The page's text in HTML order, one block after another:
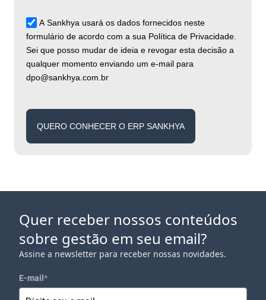
A Sankhya usará os dados fornecidos neste
formulário de acordo com a sua Política de Privacidade.
Sei que posso mudar de ideia e revogar esta decisão a
qualquer momento enviando um e-mail para
dpo@sankhya.com.br
QUERO CONHECER O ERP SANKHYA
Quer receber nossos conteúdos
sobre gestão em seu email?
Assine a newsletter para receber nossas novidades.
E-mail *